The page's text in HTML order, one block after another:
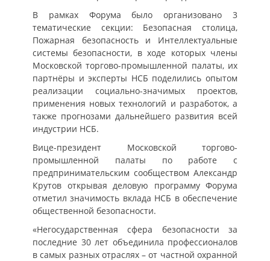
В рамках Форума было организовано 3
тематические секции: Безопасная столица,
Пожарная безопасность и Интеллектуальные
системы безопасности, в ходе которых члены
Московской торгово-промышленной палаты, их
партнёры и эксперты НСБ поделились опытом
реализации социально-значимых проектов,
применения новых технологий и разработок, а
также прогнозами дальнейшего развития всей
индустрии НСБ.
Вице-президент Московской торгово-
промышленной палаты по работе с
предпринимательским сообществом Александр
Крутов открывая деловую программу Форума
отметил значимость вклада НСБ в обеспечение
общественной безопасности.
«Негосударственная сфера безопасности за
последние 30 лет объединила профессионалов
в самых разных отраслях – от частной охранной